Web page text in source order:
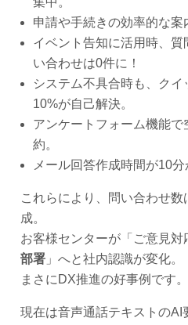
申請や手続きの効率的な案
イベント告知に活用時、
い合わせは0件に！
システム不具合時も、ク
10%が自己解決。
アンケートフォーム機能
約。
メール回答作成時間が10分
これらにより、問い合わせ
成。
お客様センターが「ご意見対
部署」へと社内認識が変化。
まさにDX推進の好事例です。
現在は音声通話テキストのAI